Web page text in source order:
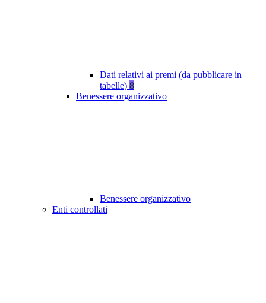
Dati relativi ai premi (da pubblicare in
tabelle) 8
Benessere organizzativo
Benessere organizzativo
Enti controllati